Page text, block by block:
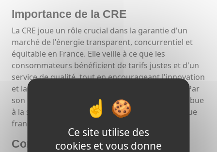
Importance de la CRE
La CRE joue un rôle crucial dans la garantie d'un
marché de l'énergie transparent, concurrentiel et
équitable en France. Elle veille à ce que les
consommateurs bénéficient de tarifs justes et d'un
service de qualité, tout en encourageant l'innovation
et la transition vers des énergies plus durables. Par
son indépendance et son expertise, la CRE contribue
à la stabilité et à l'efficacité du secteur énergétique
français.
Conclusion
Ce site utilise des
cookies et vous donne